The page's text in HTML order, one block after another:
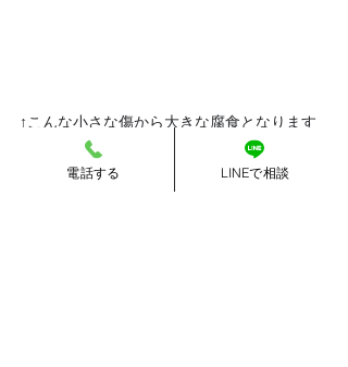
↑こんな小さな傷から大きな腐食となります
雨漏りの侵入箇所の特定は
電話する LINEで相談